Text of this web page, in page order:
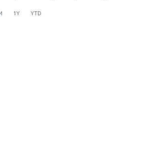
1Y YTD